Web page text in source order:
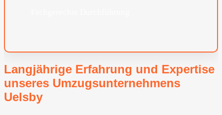
Langjährige Erfahrung und Expertise
unseres Umzugsunternehmens
Uelsby